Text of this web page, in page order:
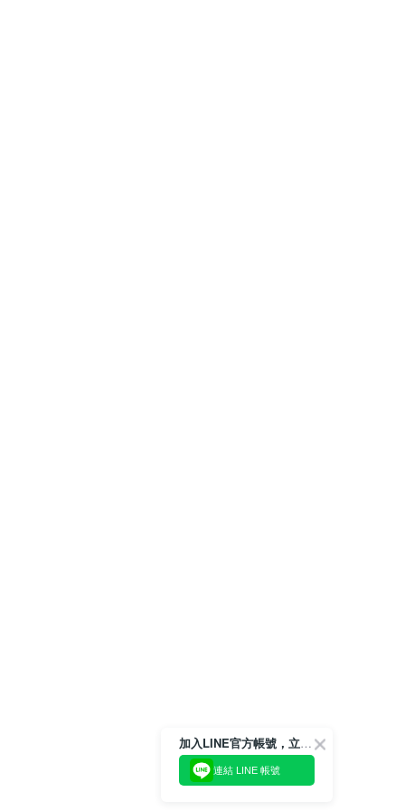
加入LINE官方帳號，立即獲得$100購物金!
連結 LINE 帳號